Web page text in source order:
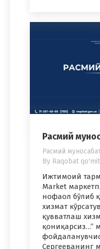
Расмий
Расмий
By Raqobat
Ижтимоий
Market
нофаол бўлиб
хизмат
қувватлаш
қониқарсиз…”
Сергееванинг